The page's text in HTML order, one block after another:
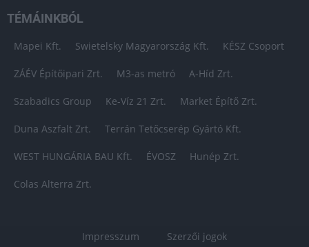
TÉMÁINKBÓL
Mapei Kft. Swietelsky Magyarország Kft. KÉSZ Csoport
ZÁÉV Építőipari Zrt. M3-as metró A-Híd Zrt.
Szabadics Group Ke-Víz 21 Zrt. Market Építő Zrt.
Duna Aszfalt Zrt. Terrán Tetőcserép Gyártó Kft.
WEST HUNGÁRIA BAU Kft. ÉVOSZ Hunép Zrt.
Colas Alterra Zrt.
Impresszum
Szerzői jogok